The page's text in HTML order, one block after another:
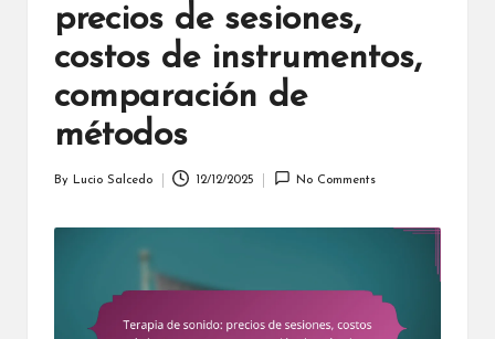
precios de sesiones,
costos de instrumentos,
comparación de
métodos
By Lucio Salcedo 12/12/2025 No Comments